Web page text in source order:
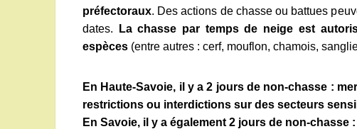
préfectoraux. Des actions de chasse ou battues
dates.
La chasse par temps de neige est
espèces (entre autres : cerf, mouflon, chamois,
En Haute-Savoie, il y a 2 jours de non-chasse :
restrictions ou interdictions sur des secteurs
En Savoie, il y a également 2 jours de non-chasse